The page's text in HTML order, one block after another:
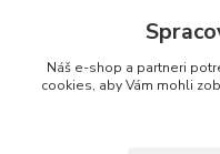
+421 908
info@kvetyzraja.sk
Náš e-shop a partneri
cookies, aby Vám mohli